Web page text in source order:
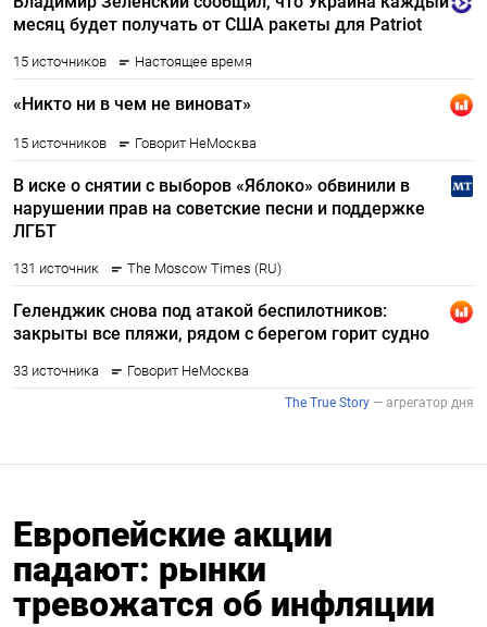
Европейские акции
падают: рынки
тревожатся об инфляции